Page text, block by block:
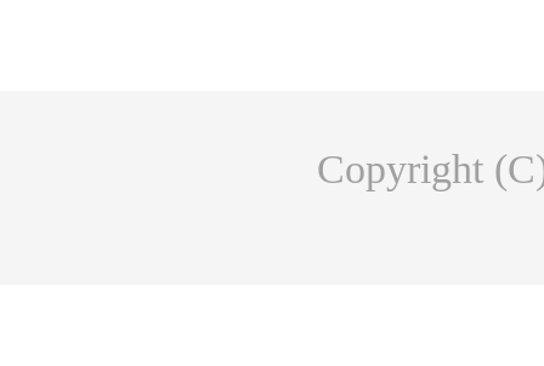
Copyright